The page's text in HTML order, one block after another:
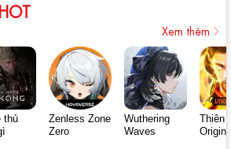
Xem thêm
thủ
Zenless Zone
Zero
Wuthering
Waves
Thiên
Origin